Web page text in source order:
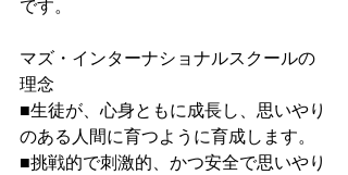
です。
マズ・インターナショナルスクールの
理念
■生徒が、心身ともに成長し、思いやり
のある人間に育つように育成します。
■挑戦的で刺激的、かつ安全で思いやり